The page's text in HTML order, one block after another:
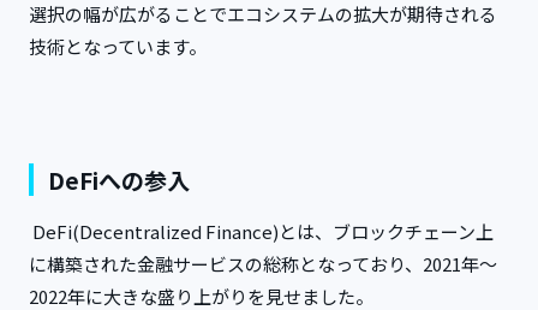
選択の幅が広がることでエコシステムの拡大が期待される
技術となっています。
DeFiへの参入
DeFi(Decentralized Finance)とは、ブロックチェーン上
に構築された金融サービスの総称となっており、2021年～
2022年に大きな盛り上がりを見せました。